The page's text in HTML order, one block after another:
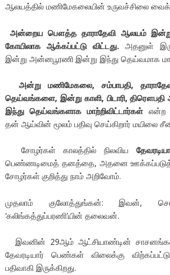
ஆலயத்தில் மணிமேகலையின் உருவச்சிலை
அன்றைய பௌத்த தாராதேவி ஆலயம் இன்று
கோயிலாக ஆக்கப்பட்டு விட்டது. அதனுள்
இன்று அன்னபூரணி இன்று இந்து தெய்வமாக
அன்று மணிமேகலை, சம்பாபதி,
தெய்வங்களை, இன்று காளி, பிடாரி,
இந்து தெய்வங்களாக மாற்றிவிட்டார்கள்என்ற
தன் ஆய்வின் மூலம் பதிவு செய்கிறார் மயிலை
சோழர்கள் காலத்தில் நிலவிய
பெண்ணடிமைத் தனத்தை, அதனை
சோழர்கள் குறித்து நாம் அறிவோம்.
முதலாம் குலோத்துங்கன்: இவன்,
‘கலிங்கத்துப்பரணி’யின் தலைவன்.
இவனின் 29ஆம் ஆட்சியாண்டின்
தேவரடியார் பெண்கள் விலைக்கு
பதிவாகி இருக்கிறது.